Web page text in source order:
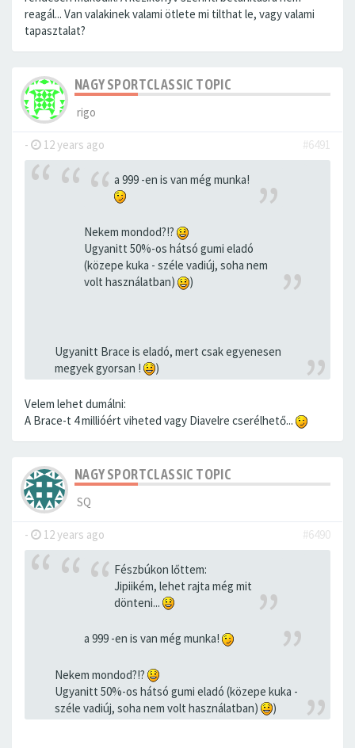
reagál... Van valakinek valami ötlete mi tilthat le, vagy valami
tapasztalat?
NAGY SPORTCLASSIC TOPIC
rigo
- 12 years ago #6491
a 999 -en is van még munka!
Nekem mondod?!?
Ugyanitt 50%-os hátsó gumi eladó
(közepe kuka - széle vadiúj, soha nem
volt használatban)
)
Ugyanitt Brace is eladó, mert csak egyenesen
megyek gyorsan !
)
Velem lehet dumálni:
A Brace-t 4 millióért viheted vagy Diavelre cserélhető...
NAGY SPORTCLASSIC TOPIC
SQ
- 12 years ago #6490
Fészbúkon lőttem:
Jipiikém, lehet rajta még mit
dönteni...
a 999 -en is van még munka!
Nekem mondod?!?
Ugyanitt 50%-os hátsó gumi eladó (közepe kuka -
széle vadiúj, soha nem volt használatban)
)